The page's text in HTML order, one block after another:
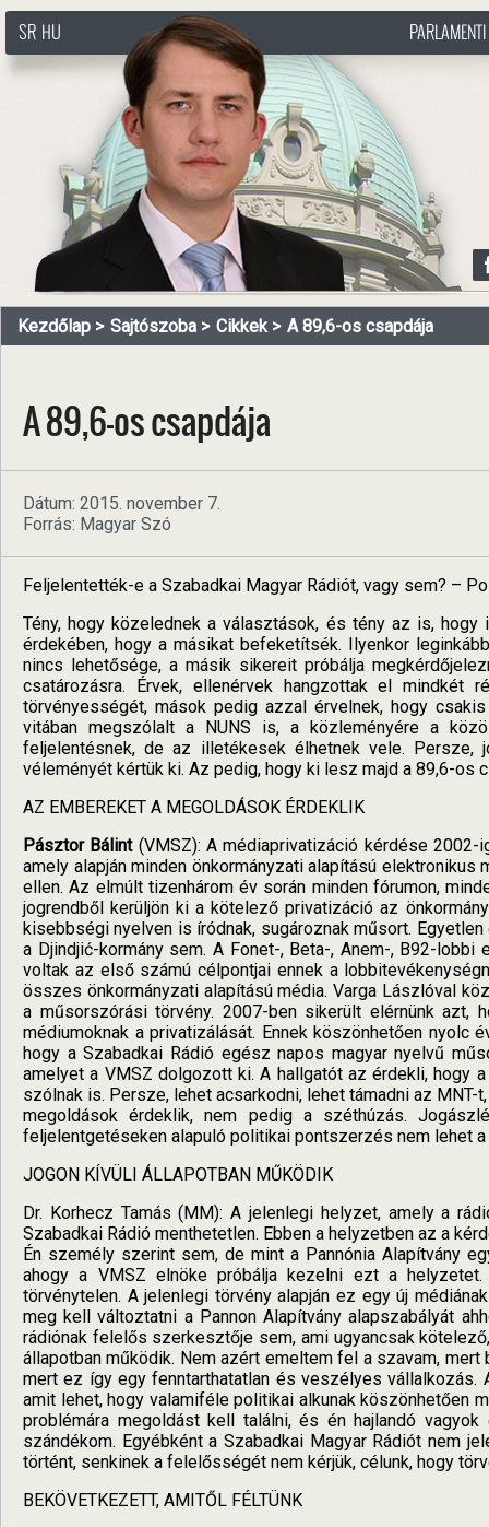
http://www.pasztorbalint.rs/hu
SR HU
Kezdőlap Sajtószoba Cikkek A 89,6-os csapdája
A 89,6-os csapdája
Dátum: 2015. november 7.
Forrás: Magyar Szó
Feljelentették-e a Szabadkai Magyar Rádiót, vagy sem? –
Tény, hogy közelednek a választások, és tény az is,
érdekében, hogy a másikat befeketítsék. Ilyenkor
nincs lehetősége, a másik sikereit próbálja
csatározásra. Érvek, ellenérvek hangzottak el mindkét
törvényességét, mások pedig azzal érvelnek, hogy
vitában megszólalt a NUNS is, a közleményére a
feljelentésnek, de az illetékesek élhetnek vele. Persze,
véleményét kértük ki. Az pedig, hogy ki lesz majd a 89,6-os
AZ EMBEREKET A MEGOLDÁSOK ÉRDEKLIK
Pásztor Bálint(VMSZ): A médiaprivatizáció kérdése 2002-
amely alapján minden önkormányzati alapítású
ellen. Az elmúlt tizenhárom év során minden fórumon,
jogrendből kerüljön ki a kötelező privatizáció az
kisebbségi nyelven is íródnak, sugároznak műsort.
a Djindjić-kormány sem. A Fonet-, Beta-, Anem-, B92-
voltak az első számú célpontjai ennek a
összes önkormányzati alapítású média. Varga Lászlóval
a műsorszórási törvény. 2007-ben sikerült elérnünk
médiumoknak a privatizálását. Ennek köszönhetően
hogy a Szabadkai Rádió egész napos magyar nyelvű
amelyet a VMSZ dolgozott ki. A hallgatót az érdekli, hogy
szólnak is. Persze, lehet acsarkodni, lehet támadni az
megoldások érdeklik, nem pedig a széthúzás.
feljelentgetéseken alapuló politikai pontszerzés nem lehet
JOGON KÍVÜLI ÁLLAPOTBAN MŰKÖDIK
Dr. Korhecz Tamás (MM): A jelenlegi helyzet, amely a
Szabadkai Rádió menthetetlen. Ebben a helyzetben az a
Én személy szerint sem, de mint a Pannónia Alapítvány
ahogy a VMSZ elnöke próbálja kezelni ezt a
törvénytelen. A jelenlegi törvény alapján ez egy új
meg kell változtatni a Pannon Alapítvány alapszabályát
rádiónak felelős szerkesztője sem, ami ugyancsak
állapotban működik. Nem azért emeltem fel a szavam,
mert ez így egy fenntarthatatlan és veszélyes vállalkozás.
amit lehet, hogy valamiféle politikai alkunak köszönhetően
problémára megoldást kell találni, és én hajlandó
szándékom. Egyébként a Szabadkai Magyar Rádiót nem
történt, senkinek a felelősségét nem kérjük, célunk, hogy
BEKÖVETKEZETT, AMITŐL FÉLTÜNK